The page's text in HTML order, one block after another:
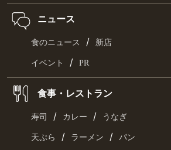
ニュース
食のニュース / 新店
イベント / PR
食事・レストラン
寿司 / カレー / うなぎ
天ぷら / ラーメン / パン